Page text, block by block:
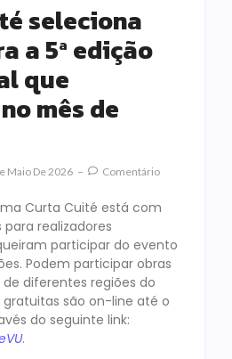
seleciona
a 5ª edição
que
mês de
Maio De 2026 Comentário
Curta Cuité está com
realizadores
participar do evento
Podem participar obras
diferentes regiões do
gratuitas são on-line até o
do seguinte link:
.